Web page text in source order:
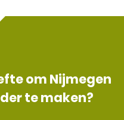
om Nijmegen
te maken?